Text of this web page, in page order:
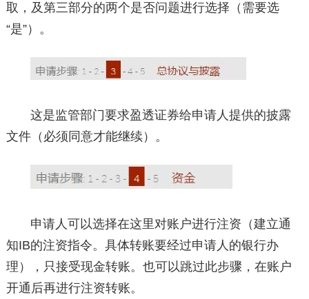
取，及第三部分的两个是否问题进行选择（需要选
“是”）。
这是监管部门要求盈透证券给申请人提供的披露
文件（必须同意才能继续）。
申请人可以选择在这里对账户进行注资（建立通
知IB的注资指令。具体转账要经过申请人的银行办
理），只接受现金转账。也可以跳过此步骤，在账户
开通后再进行注资转账。